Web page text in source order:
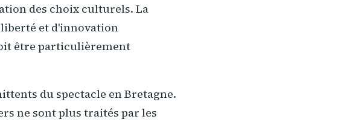
des choix culturels. La
et d'innovation
être particulièrement
du spectacle en Bretagne.
ne sont plus traités par les